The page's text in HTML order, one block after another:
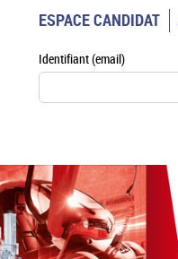
ESPACE CANDIDAT
Identifiant (email)